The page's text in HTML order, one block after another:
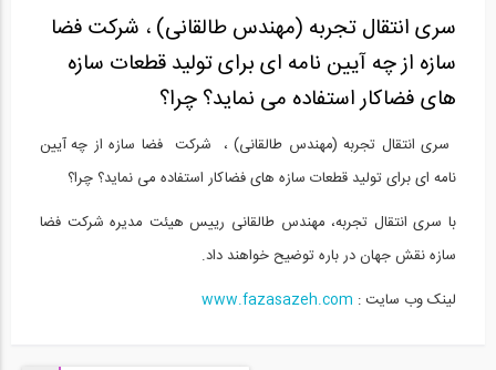
مسلح در برنامه...
انبار در نرم افزار...سری انتقال تجربه (مهندس طالقانی) ، شرکت فضا
سازه از چه آیین نامه ای برای تولید قطعات سازه
های فضاکار استفاده می نماید؟ چرا؟
سری انتقال تجربه (مهندس طالقانی) ، شرکت فضا سازه از چه آیین
نامه ای برای تولید قطعات سازه های فضاکار استفاده می نماید؟ چرا؟
با سری انتقال تجربه، مهندس طالقانی رییس هیئت مدیره شرکت فضا
سازه نقش جهان در باره توضیح خواهند داد.
لینک وب سایت : www.fazasazeh.com